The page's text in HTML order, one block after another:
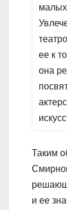
малых
ее к
она
Таким
и ее